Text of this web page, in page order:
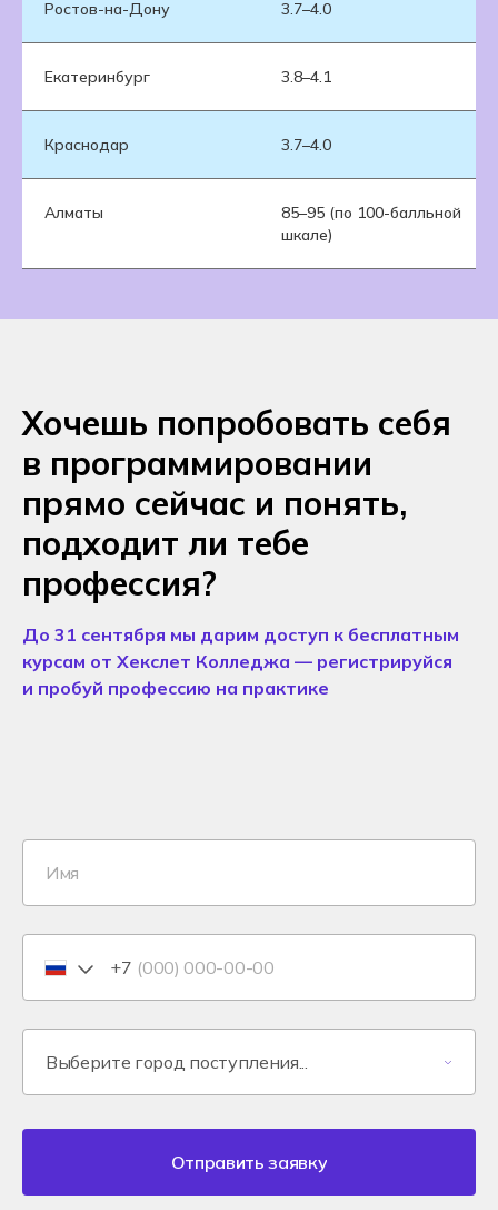
Ростов-на-Дону 3.7–4.0
Екатеринбург 3.8–4.1
Краснодар 3.7–4.0
Алматы
85–95 (по 100-балльной
шкале)
Хочешь попробовать себя
в программировании
прямо сейчас и понять,
подходит ли тебе
профессия?
До 31 сентября мы дарим доступ к бесплатным
курсам от Хекслет Колледжа — регистрируйся
и пробуй профессию на практике
+7
Отправить заявку